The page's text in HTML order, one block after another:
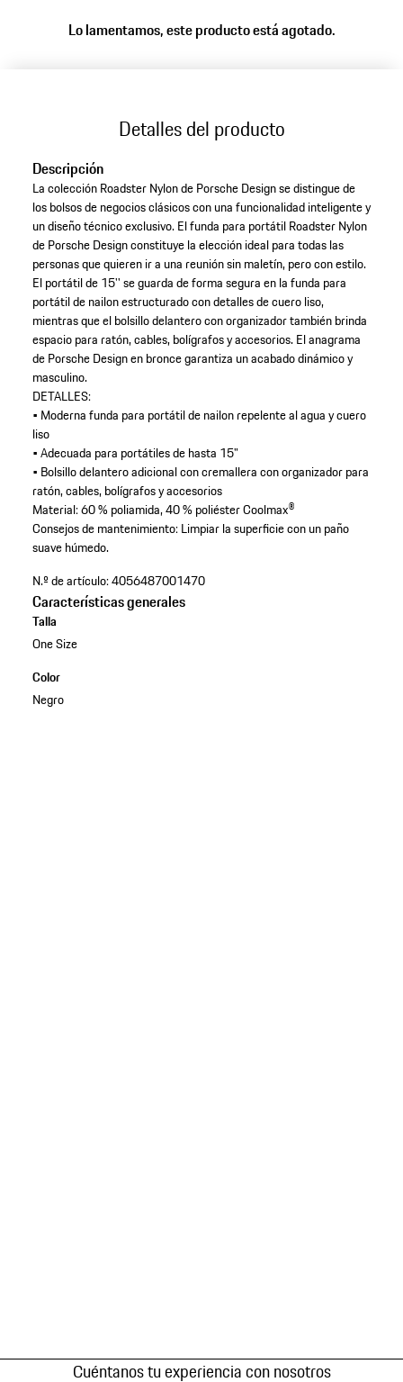
Lo lamentamos, este producto está agotado.
Detalles del producto
Descripción
La colección Roadster Nylon de Porsche Design se distingue de
los bolsos de negocios clásicos con una funcionalidad inteligente y
un diseño técnico exclusivo. El funda para portátil Roadster Nylon
de Porsche Design constituye la elección ideal para todas las
personas que quieren ir a una reunión sin maletín, pero con estilo.
El portátil de 15'' se guarda de forma segura en la funda para
portátil de nailon estructurado con detalles de cuero liso,
mientras que el bolsillo delantero con organizador también brinda
espacio para ratón, cables, bolígrafos y accesorios. El anagrama
de Porsche Design en bronce garantiza un acabado dinámico y
masculino.
DETALLES:
• Moderna funda para portátil de nailon repelente al agua y cuero
liso
• Adecuada para portátiles de hasta 15"
• Bolsillo delantero adicional con cremallera con organizador para
ratón, cables, bolígrafos y accesorios
Material: 60 % poliamida, 40 % poliéster Coolmax®
Consejos de mantenimiento: Limpiar la superficie con un paño
suave húmedo.
N.º de artículo:4056487001470
Características generales
Talla
One Size
Color
Negro
Cuéntanos tu experiencia con nosotros